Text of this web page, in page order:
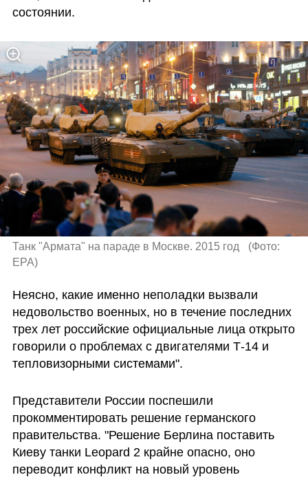
состоянии.
Танк "Армата" на параде в Москве. 2015 год (Фото:
EPA)
Неясно, какие именно неполадки вызвали
недовольство военных, но в течение последних
трех лет российские официальные лица открыто
говорили о проблемах с двигателями Т-14 и
тепловизорными системами".
Представители России поспешили
прокомментировать решение германского
правительства. "Решение Берлина поставить
Киеву танки Leopard 2 крайне опасно, оно
переводит конфликт на новый уровень